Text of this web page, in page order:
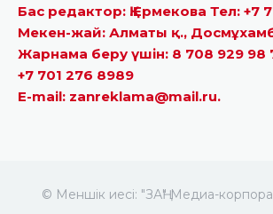
Бас редактор: Қ.Ермекова Тел: +7
Мекен-жай: Алматы қ.,
Жарнама беру үшін: 8 708 929 98
+7 701 276 8989
E-mail: zanreklama@mail.ru.
© Меншік иесі: "ЗАҢ" Медиа-